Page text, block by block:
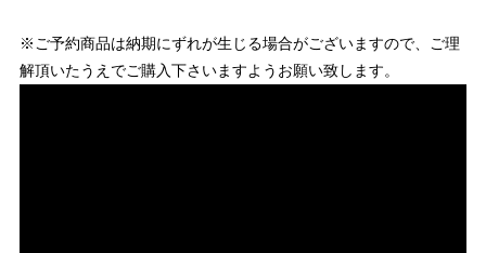
※ご予約商品は納期にずれが生じる場合がございますので、ご理
解頂いたうえでご購入下さいますようお願い致します。